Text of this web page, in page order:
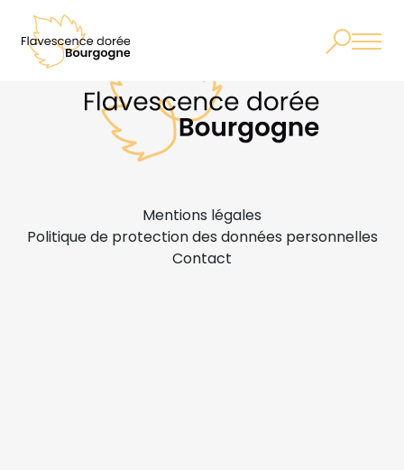
Mentions légales
Politique de protection des données personnelles
Contact